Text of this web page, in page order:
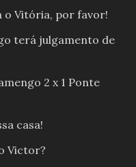
o Vitória, por favor!
terá julgamento de
2 x 1 Ponte
casa!
Victor?